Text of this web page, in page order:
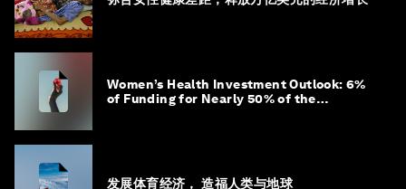
Women’s Health Investment Outlook: 6%
of Funding for Nearly 50% of the
发展体育经济， 造福人类与地球